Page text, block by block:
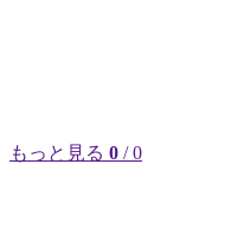
もっと見る 0 / 0